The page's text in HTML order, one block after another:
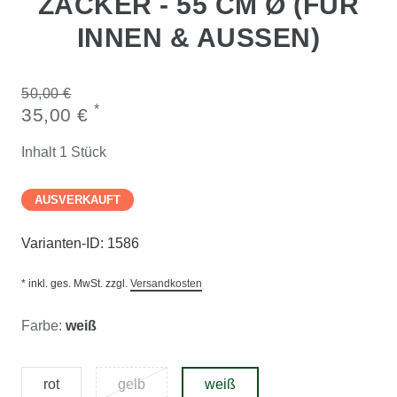
INNEN & AUSSEN)
50,00 €
35,00 € *
Inhalt 1 Stück
AUSVERKAUFT
Varianten-ID: 1586
* inkl. ges. MwSt. zzgl. Versandkosten
Farbe: weiß
rot gelb weiß